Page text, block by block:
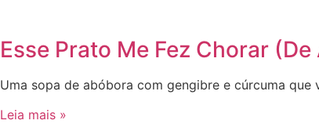
Esse Prato Me Fez Chorar
Uma sopa de abóbora com gengibre e cúrcuma
Leia mais »